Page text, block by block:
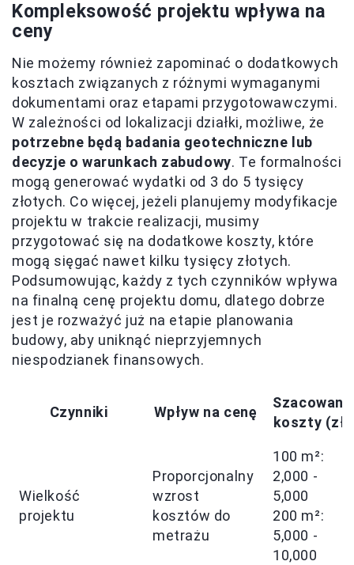
Kompleksowość projektu wpływa na
ceny
Nie możemy również zapominać o dodatkowych
kosztach związanych z różnymi wymaganymi
dokumentami oraz etapami przygotowawczymi.
W zależności od lokalizacji działki, możliwe, że
potrzebne będą badania geotechniczne lub
decyzje o warunkach zabudowy. Te formalności
mogą generować wydatki od 3 do 5 tysięcy
złotych. Co więcej, jeżeli planujemy modyfikacje
projektu w trakcie realizacji, musimy
przygotować się na dodatkowe koszty, które
mogą sięgać nawet kilku tysięcy złotych.
Podsumowując, każdy z tych czynników wpływa
na finalną cenę projektu domu, dlatego dobrze
jest je rozważyć już na etapie planowania
budowy, aby uniknąć nieprzyjemnych
niespodzianek finansowych.
Czynniki Wpływ na cenę
Szacowane
koszty (zł)
Wielkość
projektu
Proporcjonalny
wzrost
kosztów do
metrażu
100 m²:
2,000 -
5,000
200 m²:
5,000 -
10,000